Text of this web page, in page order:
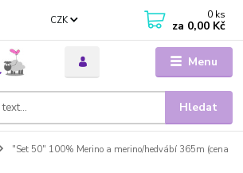
Menu
CZK
Hledat
0 ks
za 0,00 Kč
"Set 50" 100% Merino a merino/hedvábí 365m (cena